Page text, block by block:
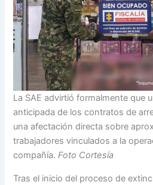
La SAE advirtió formalmente que
anticipada de los contratos de
una afectación directa sobre
trabajadores vinculados a la
compañía.Foto Cortesía
Tras el inicio del proceso de